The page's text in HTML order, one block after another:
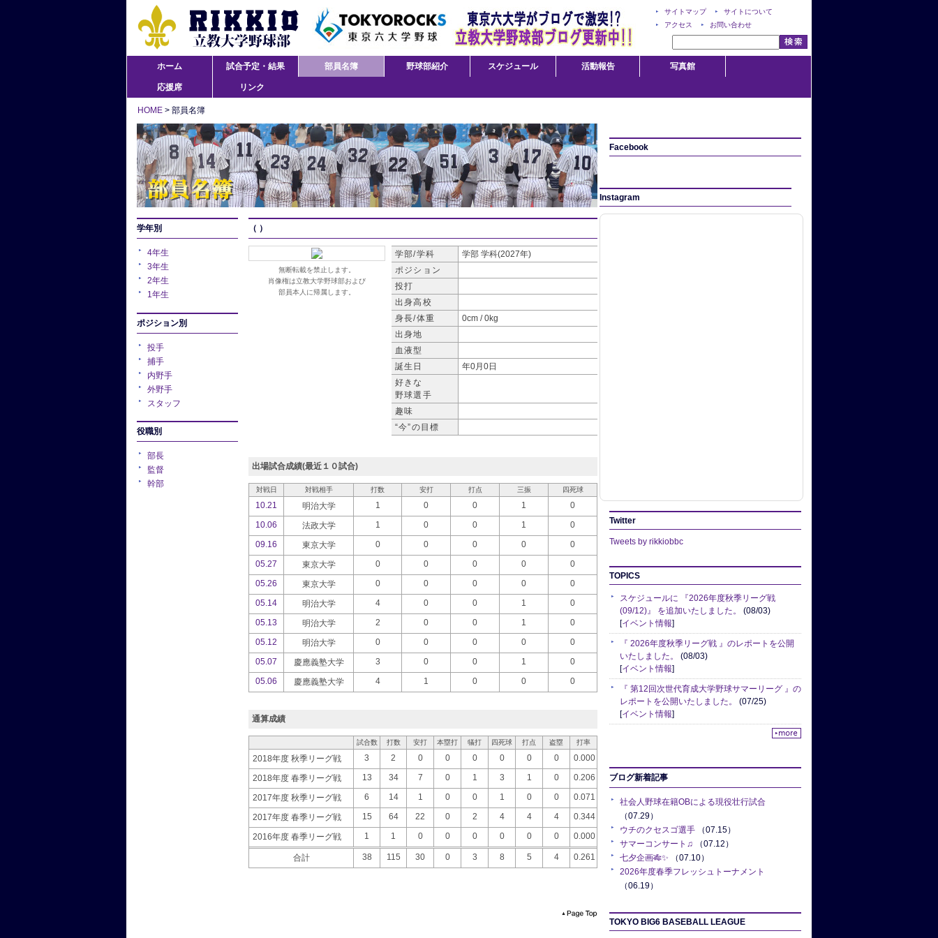
サイトマップ
サイトについて
アクセス
お問い合わせ
ホーム 試合予定・結果 部員名簿 野球部紹介 スケジュール 活動報告 写真館
応援席 リンク
HOME > 部員名簿
学年別
4年生
3年生
2年生
1年生
ポジション別
投手
捕手
内野手
外野手
スタッフ
役職別
部長
監督
幹部
（ ）
無断転載を禁止します。
肖像権は立教大学野球部および
部員本人に帰属します。
学部/学科 学部 学科(2027年)
ポジション
投打
出身高校
身長/体重
0cm / 0kg
出身地
血液型
誕生日
年0月0日
好きな
野球選手
趣味
“今”の目標
出場試合成績(最近１０試合)
対戦日 対戦相手 打数 安打 打点 三振 四死球
10.21 明治大学 1 0 0 1
0
10.06
法政大学 1 0 0 1
0
09.16
東京大学 0 0 0 0
0
05.27
東京大学 0 0 0 0
0
05.26
東京大学 0 0 0 0
0
05.14
明治大学 4 0 0 1
0
05.13
明治大学 2 0 0 1
0
05.12
明治大学 0 0 0 0
0
05.07
慶應義塾大学 3 0 0 1
0
05.06
慶應義塾大学 4 1 0 0 0
通算成績
試合数 打数 安打 本塁打 犠打 四死球 打点 盗塁 打率
2018年度 秋季リーグ戦 3 2 0 0 0 0 0 0 0.000
2018年度 春季リーグ戦 13 34 7 0 1 3 1 0 0.206
2017年度 秋季リーグ戦 6 14 1 0 0 1 0 0 0.071
2017年度 春季リーグ戦 15 64 22 0 2 4 4 4 0.344
2016年度 春季リーグ戦 1 1 0 0 0 0 0 0 0.000
合計 38 115 30 0 3 8 5 4 0.261
Facebook
Instagram
Twitter
Tweets by rikkiobbc
TOPICS
スケジュールに 『2026年度秋季リーグ戦
(09/12)』 を追加いたしました。 (08/03)
[イベント情報]
『 2026年度秋季リーグ戦 』のレポートを公開
いたしました。 (08/03)
[イベント情報]
『 第12回次世代育成大学野球サマーリーグ 』の
レポートを公開いたしました。 (07/25)
[イベント情報]
ブログ新着記事
社会人野球在籍OBによる現役壮行試合
（07.29）
ウチのクセスゴ選手 （07.15）
サマーコンサート♫ （07.12）
七夕企画🎋✨ （07.10）
2026年度春季フレッシュトーナメント
（06.19）
TOKYO BIG6 BASEBALL LEAGUE